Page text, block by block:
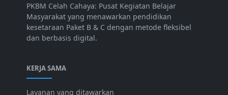
PKBM Celah Cahaya: Pusat Kegiatan Belajar
Masyarakat yang menawarkan pendidikan
kesetaraan Paket B & C dengan metode fleksibel
dan berbasis digital.
KERJA SAMA
Layanan yang ditawarkan